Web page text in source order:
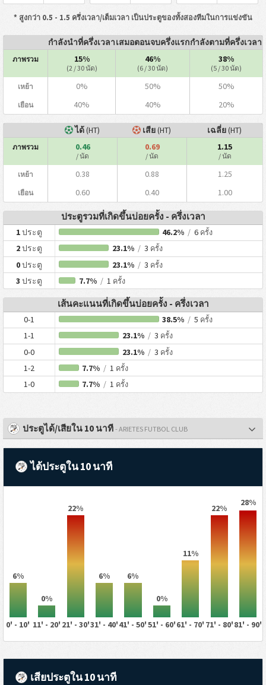
* สูงกว่า 0.5 - 1.5 ครึ่งเวลา/เต็มเวลา เป็นประตูของทั้งสองทีมในการแข่งขัน
กำลังนำที่ครึ่งเวลาเสมอตอนจบครึ่งแรกกำลังตามที่ครึ่งเวลา
ภาพรวม 15%
(2 / 30 นัด)
46%
(6 / 30 นัด)
38%
(5 / 30 นัด)
เหย้า 0% 50% 50%
เยือน 40% 40% 20%
ได้(HT) เสีย(HT) เฉลี่ย(HT)
ภาพรวม 0.46
/ นัด
0.69
/ นัด
1.15
/ นัด
เหย้า 0.38 0.88 1.25
เยือน 0.60 0.40 1.00
ประตูรวมที่เกิดขึ้นบ่อยครั้ง - ครึ่งเวลา
1ประตู 46.2% / 6 ครั้ง
2ประตู 23.1% /3 ครั้ง
0ประตู 23.1% /3 ครั้ง
3ประตู 7.7% /1 ครั้ง
เส้นคะแนนที่เกิดขึ้นบ่อยครั้ง - ครึ่งเวลา
0-1 38.5% / 5 ครั้ง
1-1 23.1% /3 ครั้ง
0-0 23.1% /3 ครั้ง
1-2 7.7% / 1 ครั้ง
1-0 7.7% / 1 ครั้ง
ประตูได้/เสียใน 10 นาที - ARIETES FUTBOL CLUB
ได้ประตูใน 10 นาที
6%
0%
22%
6% 6%
0%
11%
22%
28%
0' - 10' 11' - 20' 21' - 30'31' - 40'41' - 50'51' - 60'61' - 70' 71' - 80'81' - 90'
เสียประตูใน 10 นาที